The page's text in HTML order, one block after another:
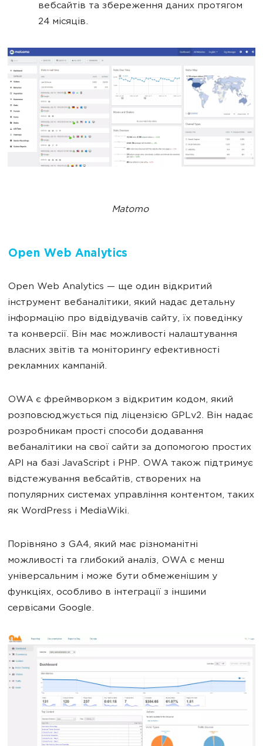
вебсайтів та збереження даних протягом
24 місяців.
Matomo
Open Web Analytics
Open Web Analytics — ще один відкритий
інструмент вебаналітики, який надає детальну
інформацію про відвідувачів сайту, їх поведінку
та конверсії. Він має можливості налаштування
власних звітів та моніторингу ефективності
рекламних кампаній.
OWA є фреймворком з відкритим кодом, який
розповсюджується під ліцензією GPLv2. Він надає
розробникам прості способи додавання
вебаналітики на свої сайти за допомогою простих
API на базі JavaScript і PHP. OWA також підтримує
відстежування вебсайтів, створених на
популярних системах управління контентом, таких
як WordPress і MediaWiki.
Порівняно з GA4, який має різноманітні
можливості та глибокий аналіз, OWA є менш
універсальним і може бути обмеженішим у
функціях, особливо в інтеграції з іншими
сервісами Google.